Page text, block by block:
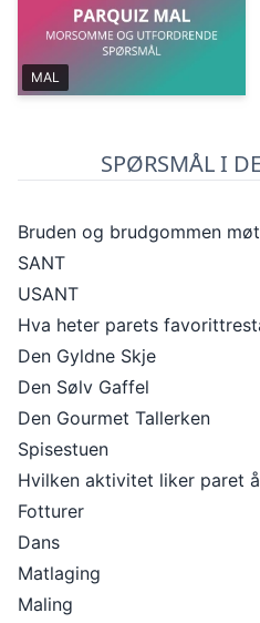
MAL
SPØRSMÅL I
Bruden og brudgommen
SANT
USANT
Hva heter parets
Den Gyldne Skje
Den Sølv Gaffel
Den Gourmet Tallerken
Spisestuen
Hvilken aktivitet liker paret
Fotturer
Dans
Matlaging
Maling